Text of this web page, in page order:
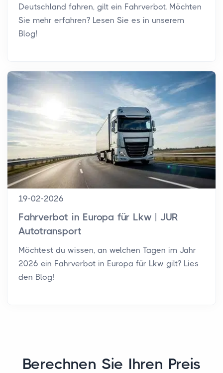
Deutschland fahren, gilt ein Fahrverbot. Möchten
Sie mehr erfahren? Lesen Sie es in unserem
Blog!
19-02-2026
Fahrverbot in Europa für Lkw | JUR
Autotransport
Möchtest du wissen, an welchen Tagen im Jahr
2026 ein Fahrverbot in Europa für Lkw gilt? Lies
den Blog!
Berechnen Sie Ihren Preis